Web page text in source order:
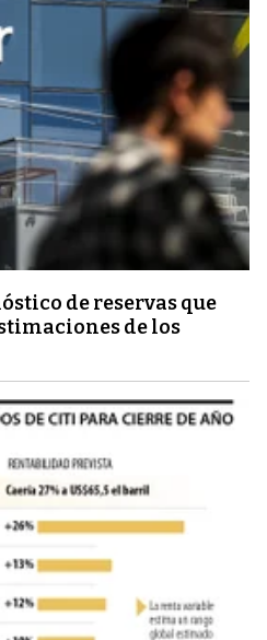
de reservas que
de los